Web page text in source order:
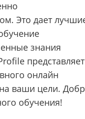
Это дает
знания
представляет
онлайн
ваши цели.
обучения!